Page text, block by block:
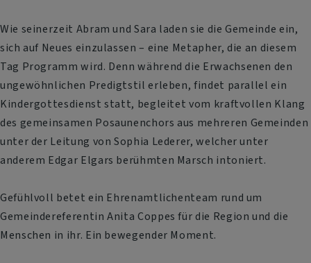
Wie seinerzeit Abram und Sara laden sie die Gemeinde ein,
sich auf Neues einzulassen – eine Metapher, die an diesem
Tag Programm wird. Denn während die Erwachsenen den
ungewöhnlichen Predigtstil erleben, findet parallel ein
Kindergottesdienst statt, begleitet vom kraftvollen Klang
des gemeinsamen Posaunenchors aus mehreren Gemeinden
unter der Leitung von Sophia Lederer, welcher unter
anderem Edgar Elgars berühmten Marsch intoniert.
Gefühlvoll betet ein Ehrenamtlichenteam rund um
Gemeindereferentin Anita Coppes für die Region und die
Menschen in ihr. Ein bewegender Moment.